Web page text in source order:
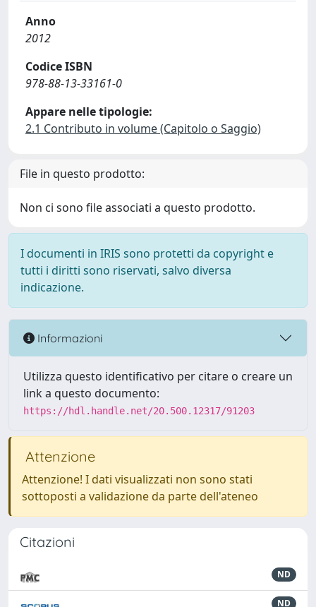
Anno
2012
Codice ISBN
978-88-13-33161-0
Appare nelle tipologie:
2.1 Contributo in volume (Capitolo o Saggio)
File in questo prodotto:
Non ci sono file associati a questo prodotto.
I documenti in IRIS sono protetti da copyright e
tutti i diritti sono riservati, salvo diversa
indicazione.
Informazioni
Utilizza questo identificativo per citare o creare un
link a questo documento:
https://hdl.handle.net/20.500.12317/91203
Attenzione
Attenzione! I dati visualizzati non sono stati
sottoposti a validazione da parte dell'ateneo
Citazioni
ND
ND